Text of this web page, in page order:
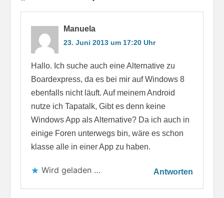
Manuela
23. Juni 2013 um 17:20 Uhr
Hallo. Ich suche auch eine Alternative zu
Boardexpress, da es bei mir auf Windows 8
ebenfalls nicht läuft. Auf meinem Android
nutze ich Tapatalk, Gibt es denn keine
Windows App als Alternative? Da ich auch in
einige Foren unterwegs bin, wäre es schon
klasse alle in einer App zu haben.
Wird geladen … Antworten